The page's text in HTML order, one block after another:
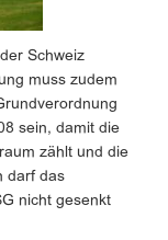
Schweiz
muss zudem
sein, damit die
zählt und die
darf das
nicht gesenkt